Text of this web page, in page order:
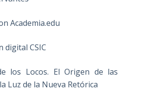
Academia.edu
digital CSIC
los Locos. El Origen de las
Luz de la Nueva Retórica